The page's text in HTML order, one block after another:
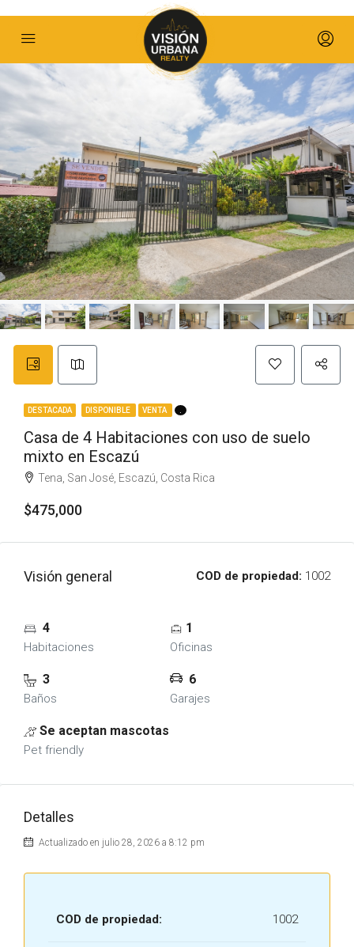
DESTACADA DISPONIBLE VENTA
Casa de 4 Habitaciones con uso de suelo
mixto en Escazú
Tena, San José, Escazú, Costa Rica
$475,000
Visión general COD de propiedad: 1002
4
Habitaciones
1
Oficinas
3
Baños
6
Garajes
Se aceptan mascotas
Pet friendly
Detalles
Actualizado en julio 28, 2026 a 8:12 pm
COD de propiedad: 1002